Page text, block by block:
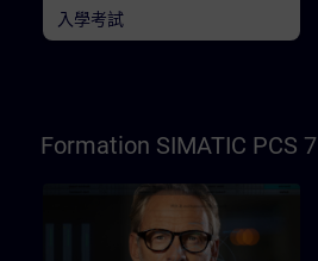
入學考試
Formation SIMATIC PCS 7